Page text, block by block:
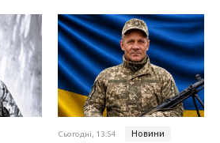
Сьогодні, 13:54 Новини